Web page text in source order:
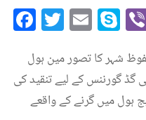
Facebook
Twitter
شہر کا تصور مین ہول
گڈ گورننس کے لیے تنقید کی
ہول میں گرنے کے واقعے